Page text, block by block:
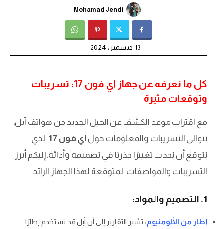
Mohamad Jendi
13 ديسمبر، 2024
كل ما نعرفه عن جهاز اي فون 17: تسريبات
وتوقعات مثيرة
مع اقتراب موعد الكشف عن الجيل الجديد من هواتف آبل،
تتوالى التسريبات والمعلومات حول اي فون 17
الذي
يُتوقع أن يُحدث تغييرًا جذريًا في تصميمه وأدائه. إليكم أبرز
التسريبات والمواصفات المتوقعة لهذا الجهاز الرائد:
1. التصميم والمواد:
إطار من الألومنيوم: تشير التقارير إلى أن آبل قد تستخدم إطارًا